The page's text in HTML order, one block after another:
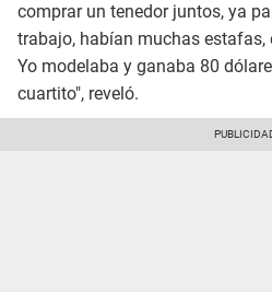
comprar un tenedor juntos, ya
trabajo, habían muchas estafas,
Yo modelaba y ganaba 80
cuartito", reveló.